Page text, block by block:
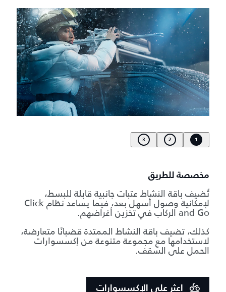
1
2
3
مخصصة للطريق
تُضيف باقة النشاط عتبات جانبية قابلة للبسط،
لإمكانية وصول أسهل بعد، فيما يساعد نظام Click
and Go الركاب في تخزين أغراضهم.
كذلك، تضيف باقة النشاط الممتدة قضبانًا متعارضة،
لاستخدامها مع مجموعة متنوعة من إكسسوارات
الحمل على السقف.
اعثر على الإكسسوارات